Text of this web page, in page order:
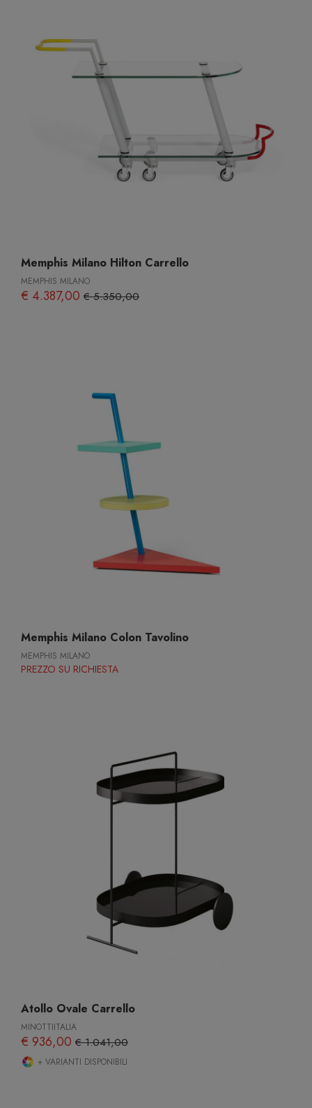
Memphis Milano Hilton Carrello
MEMPHIS MILANO
€ 4.387,00 € 5.350,00
Memphis Milano Colon Tavolino
MEMPHIS MILANO
PREZZO SU RICHIESTA
Atollo Ovale Carrello
MINOTTIITALIA
€ 936,00 € 1.041,00
+ VARIANTI DISPONIBILI